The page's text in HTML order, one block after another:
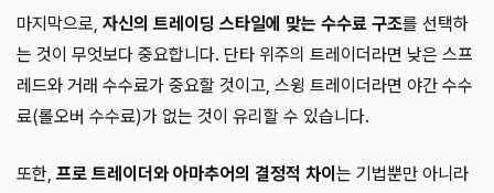
마지막으로, 자신의 트레이딩 스타일에 맞는 수수료 구조를 선택하
는 것이 무엇보다 중요합니다. 단타 위주의 트레이더라면 낮은 스프
레드와 거래 수수료가 중요할 것이고, 스윙 트레이더라면 야간 수수
료(롤오버 수수료)가 없는 것이 유리할 수 있습니다.
또한, 프로 트레이더와 아마추어의 결정적 차이 는 기법뿐만 아니라